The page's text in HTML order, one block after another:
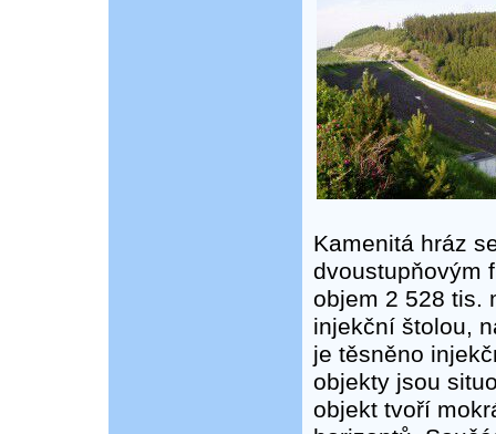
Kamenitá hráz
dvoustupňovým
objem 2 528 tis.
injekční štolou,
je těsněno
objekty jsou
objekt tvoří